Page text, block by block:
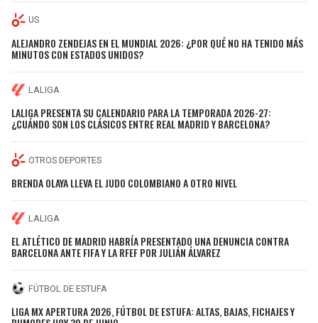
US
ALEJANDRO ZENDEJAS EN EL MUNDIAL 2026: ¿POR QUÉ NO HA TENIDO MÁS
MINUTOS CON ESTADOS UNIDOS?
LALIGA
LALIGA PRESENTA SU CALENDARIO PARA LA TEMPORADA 2026-27:
¿CUÁNDO SON LOS CLÁSICOS ENTRE REAL MADRID Y BARCELONA?
OTROS DEPORTES
BRENDA OLAYA LLEVA EL JUDO COLOMBIANO A OTRO NIVEL
LALIGA
EL ATLÉTICO DE MADRID HABRÍA PRESENTADO UNA DENUNCIA CONTRA
BARCELONA ANTE FIFA Y LA RFEF POR JULIÁN ÁLVAREZ
FÚTBOL DE ESTUFA
LIGA MX APERTURA 2026, FÚTBOL DE ESTUFA: ALTAS, BAJAS, FICHAJES Y